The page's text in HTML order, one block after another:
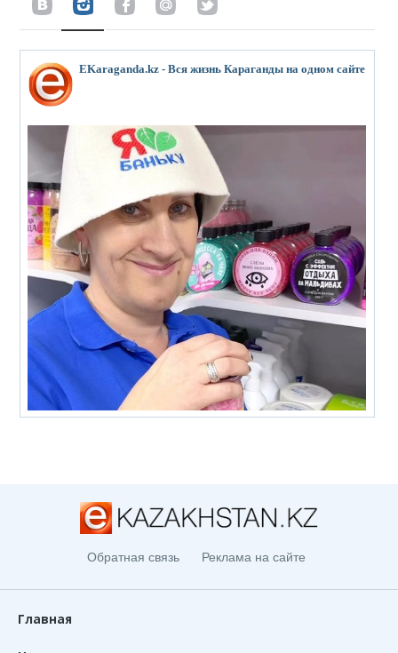
EKaraganda.kz - Вся жизнь Караганды на одном сайте
Обратная связь Реклама на сайте
Главная